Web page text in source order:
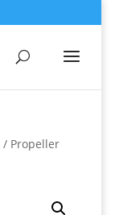
/ Propeller